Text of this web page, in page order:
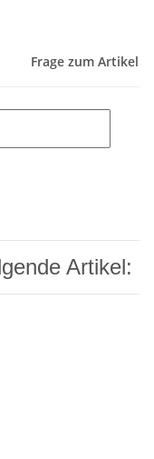
Frage zum Artikel
Artikel: